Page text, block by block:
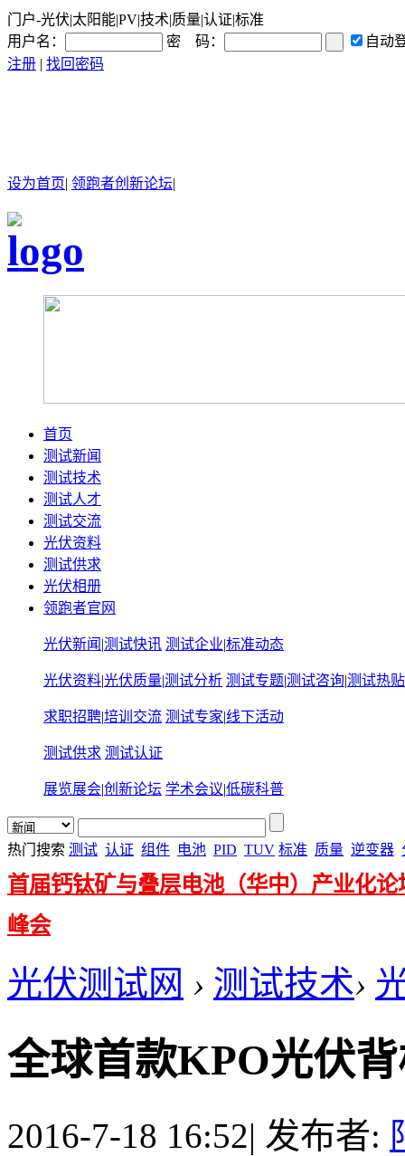
门户-光伏|太阳能|PV|技术|质量|认证|标准
用户名：
密 码：
自动
注册 | 找回密码
设为首页| 领跑者创新论坛|
首页
测试新闻
测试技术
测试人才
测试交流
光伏资料
测试供求
光伏相册
领跑者官网
光伏新闻 |测试快讯 测试企业|标准动态
光伏资料|光伏质量|测试分析 测试专题|测试咨询|测试热贴
求职招聘|培训交流 测试专家|线下活动
测试供求 测试认证
展览展会|创新论坛 学术会议|低碳科普
热门搜索 测试 认证 组件 电池 PID TUV 标准 质量 逆变器
首届钙钛矿与叠层电池（华中）产业化论
峰会
光伏测试网 › 测试技术›
全球首款KPO光伏
2016-7-18 16:52| 发布者: